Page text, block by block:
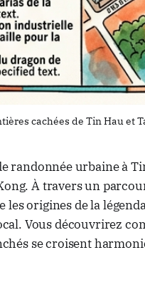
cachées de Tin Hau et
randonnée urbaine à
À travers un
origines de la
Vous découvrirez
se croisent